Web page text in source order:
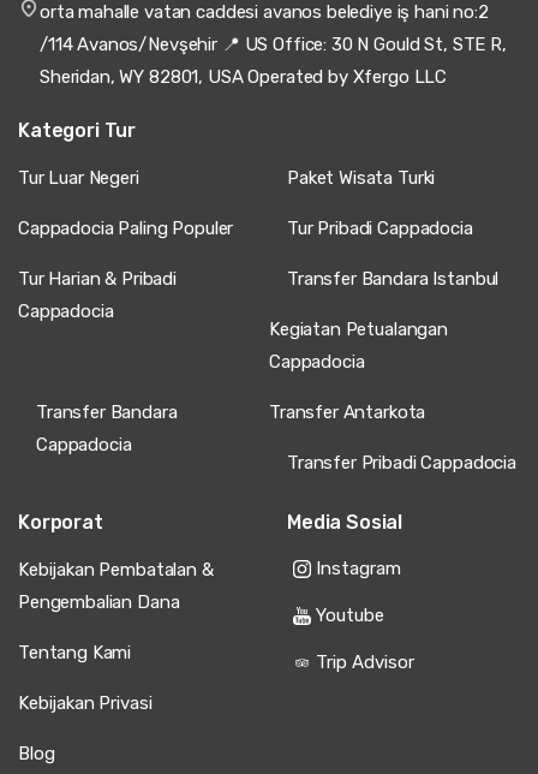
orta mahalle vatan caddesi avanos belediye iş hani no:2
/114 Avanos/Nevşehir 📍 US Office: 30 N Gould St, STE R,
Sheridan, WY 82801, USA Operated by Xfergo LLC
Kategori Tur
Tur Luar Negeri Paket Wisata Turki
Cappadocia Paling Populer Tur Pribadi Cappadocia
Tur Harian & Pribadi
Cappadocia
Transfer Bandara Istanbul
Kegiatan Petualangan
Cappadocia
Transfer Bandara
Cappadocia
Transfer Antarkota
Transfer Pribadi Cappadocia
Korporat
Kebijakan Pembatalan &
Pengembalian Dana
Tentang Kami
Kebijakan Privasi
Blog
Media Sosial
Instagram
Youtube
Trip Advisor